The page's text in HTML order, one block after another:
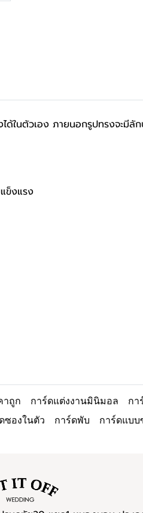
ในตัวเอง ภายนอกรูปทรงจะมี
ข็งแรง
าถูก การ์ดแต่งงานมินิมอล กา
ซองในตัว การ์ดพับ การ์ดแบบ